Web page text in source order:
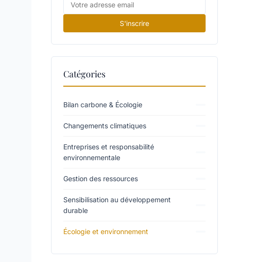
S'inscrire
Catégories
Bilan carbone & Écologie
Changements climatiques
Entreprises et responsabilité
environnementale
Gestion des ressources
Sensibilisation au développement
durable
Écologie et environnement